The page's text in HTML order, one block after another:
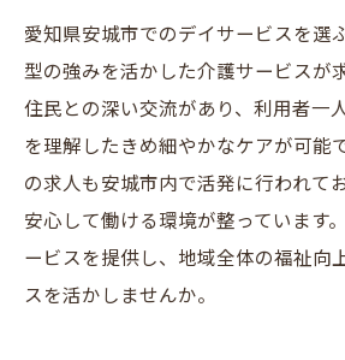
愛知県安城市でのデイサービスを選
型の強みを活かした介護サービスが
住民との深い交流があり、利用者一
を理解したきめ細やかなケアが可能
の求人も安城市内で活発に行われて
安心して働ける環境が整っています
ービスを提供し、地域全体の福祉向
スを活かしませんか。